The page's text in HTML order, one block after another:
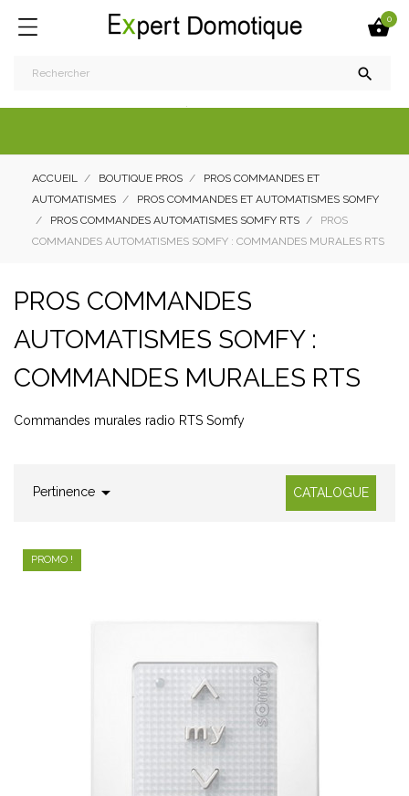
0

ACCUEIL BOUTIQUE PROS
PROS COMMANDES ET
AUTOMATISMES
PROS COMMANDES ET AUTOMATISMES SOMFY
PROS COMMANDES AUTOMATISMES SOMFY RTS
PROS
COMMANDES AUTOMATISMES SOMFY : COMMANDES MURALES RTS
PROS COMMANDES
AUTOMATISMES SOMFY :
COMMANDES MURALES RTS
Commandes murales radio RTS Somfy
Pertinence  CATALOGUE
PROMO !